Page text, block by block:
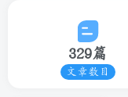
329篇
文章数目